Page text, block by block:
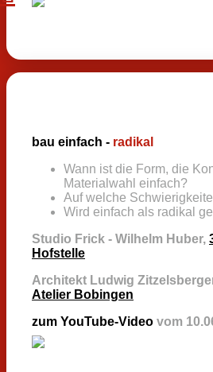
bau einfach - radikal
Wann ist die Form, die
Materialwahl einfach?
Auf welche
Wird einfach als radikal
Studio Frick - Wilhelm Huber,
Hofstelle
Architekt Ludwig
Atelier Bobingen
zum YouTube-Video vom